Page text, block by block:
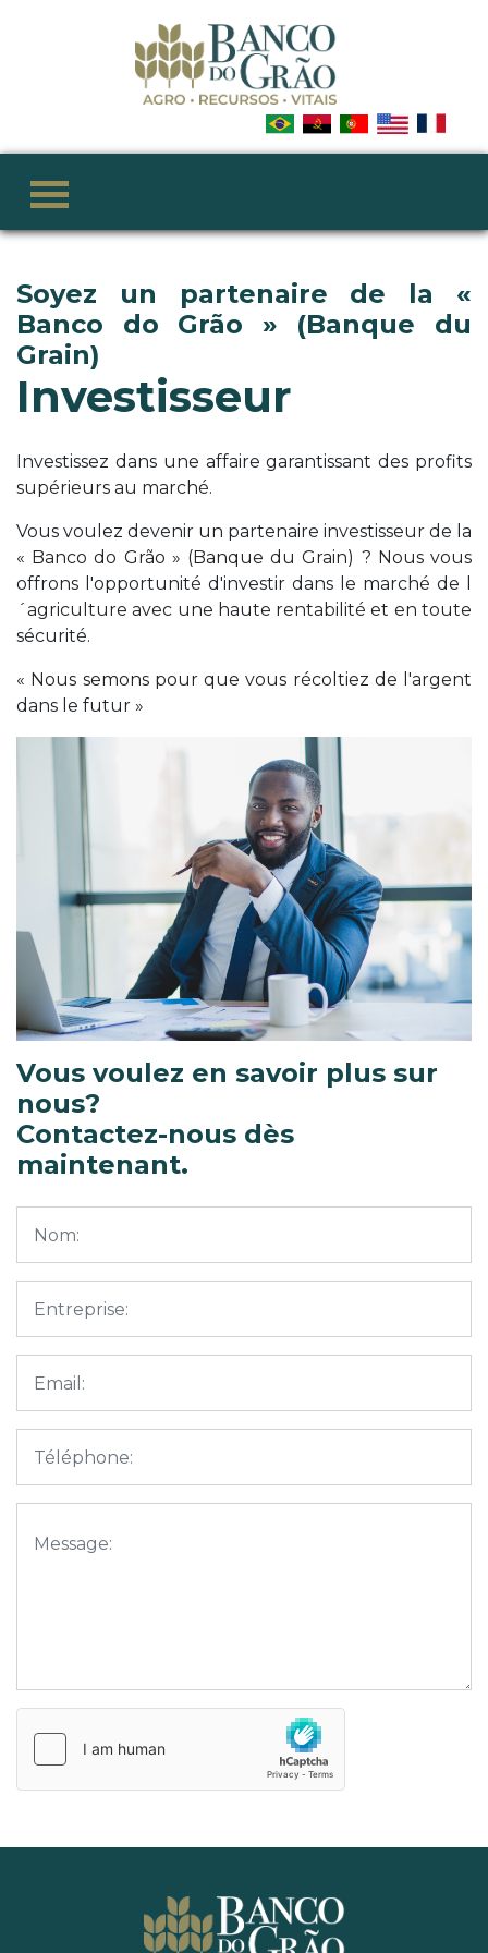
Soyez un partenaire de la «
Banco do Grão » (Banque du
Grain)
Investisseur
Investissez dans une affaire garantissant des profits
supérieurs au marché.
Vous voulez devenir un partenaire investisseur de la
« Banco do Grão » (Banque du Grain) ? Nous vous
offrons l'opportunité d'investir dans le marché de l
´agriculture avec une haute rentabilité et en toute
sécurité.
« Nous semons pour que vous récoltiez de l'argent
dans le futur »
Vous voulez en savoir plus sur
nous?
Contactez-nous dès
maintenant.